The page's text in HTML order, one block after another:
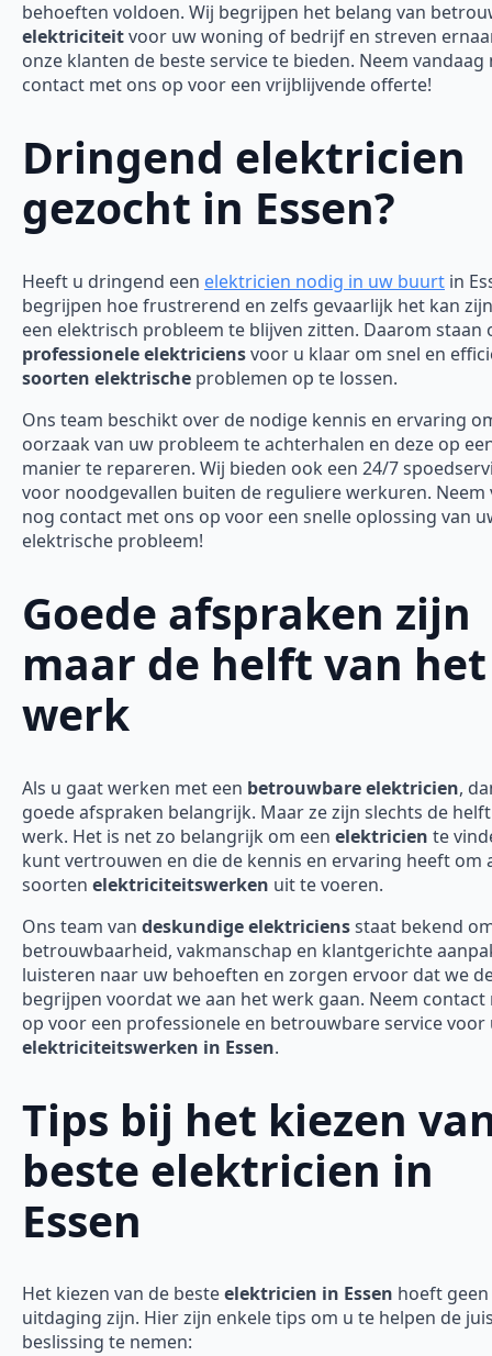
behoeften voldoen. Wij begrijpen het belang van
elektriciteitvoor uw woning of bedrijf en streven
onze klanten de beste service te bieden. Neem vandaag
contact met ons op voor een vrijblijvende offerte!
Dringend elektricien
gezocht in Essen?
Heeft u dringend een elektricien nodig in uw buurt in
begrijpen hoe frustrerend en zelfs gevaarlijk het kan
een elektrisch probleem te blijven zitten. Daarom staan
professionele elektriciensvoor u klaar om snel en
soorten elektrische problemen op te lossen.
Ons team beschikt over de nodige kennis en ervaring
oorzaak van uw probleem te achterhalen en deze op
manier te repareren. Wij bieden ook een 24/7
voor noodgevallen buiten de reguliere werkuren. Neem
nog contact met ons op voor een snelle oplossing van
elektrische probleem!
Goede afspraken zijn
maar de helft van het
werk
Als u gaat werken met een betrouwbare elektricien,
goede afspraken belangrijk. Maar ze zijn slechts de
werk. Het is net zo belangrijk om een elektricien te
kunt vertrouwen en die de kennis en ervaring heeft om
soorten elektriciteitswerken uit te voeren.
Ons team van deskundige elektriciensstaat bekend
betrouwbaarheid, vakmanschap en klantgerichte
luisteren naar uw behoeften en zorgen ervoor dat we
begrijpen voordat we aan het werk gaan. Neem contact
op voor een professionele en betrouwbare service voor
elektriciteitswerken in Essen.
Tips bij het kiezen
beste elektricien in
Essen
Het kiezen van de besteelektricien in Essen hoeft geen
uitdaging zijn. Hier zijn enkele tips om u te helpen de
beslissing te nemen: